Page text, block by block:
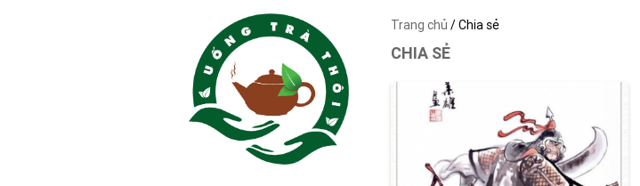
Trang chủ / Chia sẻ
CHIA SẺ